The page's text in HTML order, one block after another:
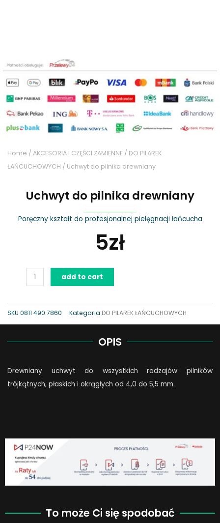
Home / AKCESORIA I CZĘŚCI ZAMIENNE / DO PILAREK
ŁAŃCUCHOWYCH / Uchwyt do pilnika drewniany
Uchwyt do pilnika drewniany
Poręczny kształt do profesjonalnej pielęgnacji łańcucha
5zł
Uchwyt
drewniany
add to cart
SKU 0811 490 7860 Kategoria DO PILAREK ŁAŃCUCHOWYCH
OPIS
Drewniany uchwyt do wszystkich rodzajów pilników
trójkątnych, płaskich i okrągłych od 4,0 do 5,5 mm.
To może Ci się spodobać